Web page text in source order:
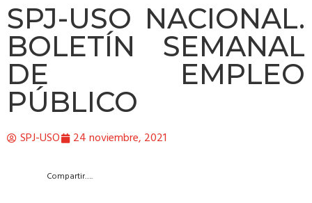
SPJ-USO NACIONAL.
BOLETÍN SEMANAL
DE EMPLEO
PÚBLICO
SPJ-USO 24 noviembre, 2021
Compartir….